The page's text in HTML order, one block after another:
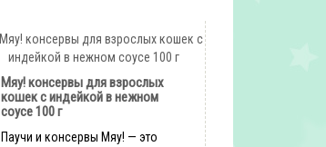
Мяу! консервы для взрослых
кошек с индейкой в нежном
соусе 100 г
Паучи и консервы Мяу! — это